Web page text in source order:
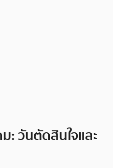
: วันตัดสินใจและ